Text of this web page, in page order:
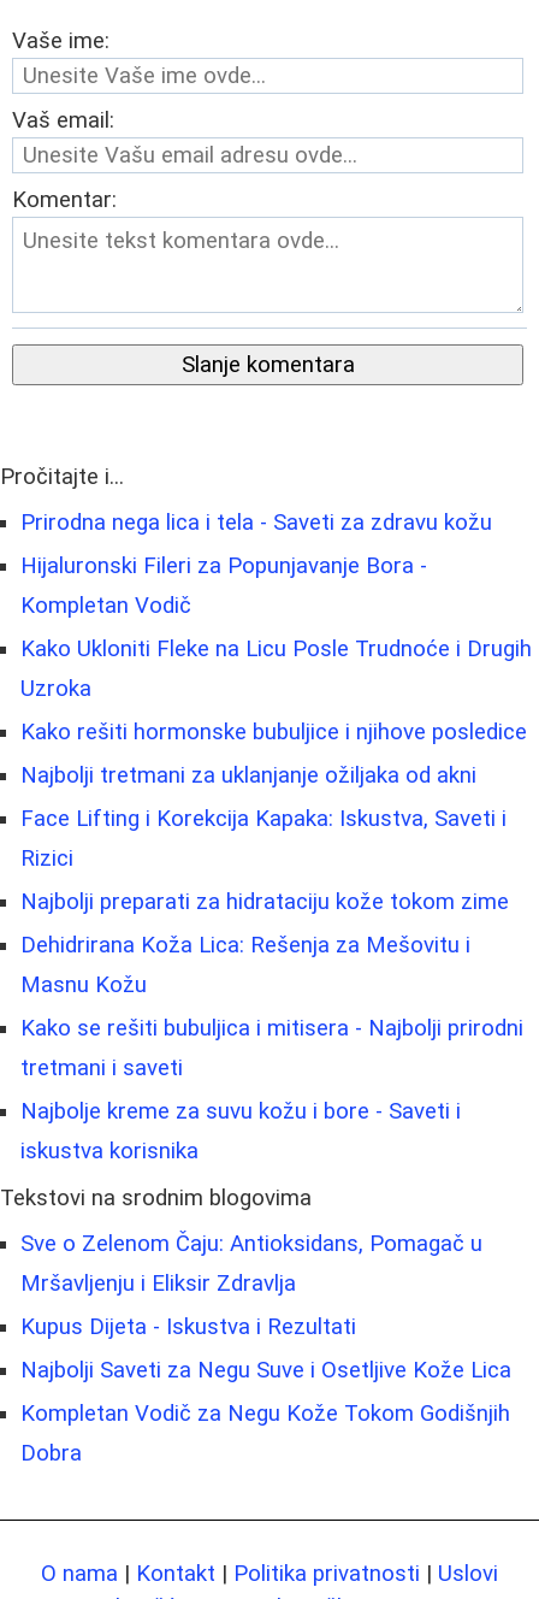
Vaše ime:
Vaš email:
Komentar:
Slanje komentara
Pročitajte i...
Prirodna nega lica i tela - Saveti za zdravu kožu
Hijaluronski Fileri za Popunjavanje Bora -
Kompletan Vodič
Kako Ukloniti Fleke na Licu Posle Trudnoće i Drugih
Uzroka
Kako rešiti hormonske bubuljice i njihove posledice
Najbolji tretmani za uklanjanje ožiljaka od akni
Face Lifting i Korekcija Kapaka: Iskustva, Saveti i
Rizici
Najbolji preparati za hidrataciju kože tokom zime
Dehidrirana Koža Lica: Rešenja za Mešovitu i
Masnu Kožu
Kako se rešiti bubuljica i mitisera - Najbolji prirodni
tretmani i saveti
Najbolje kreme za suvu kožu i bore - Saveti i
iskustva korisnika
Tekstovi na srodnim blogovima
Sve o Zelenom Čaju: Antioksidans, Pomagač u
Mršavljenju i Eliksir Zdravlja
Kupus Dijeta - Iskustva i Rezultati
Najbolji Saveti za Negu Suve i Osetljive Kože Lica
Kompletan Vodič za Negu Kože Tokom Godišnjih
Dobra
O nama | Kontakt | Politika privatnosti | Uslovi